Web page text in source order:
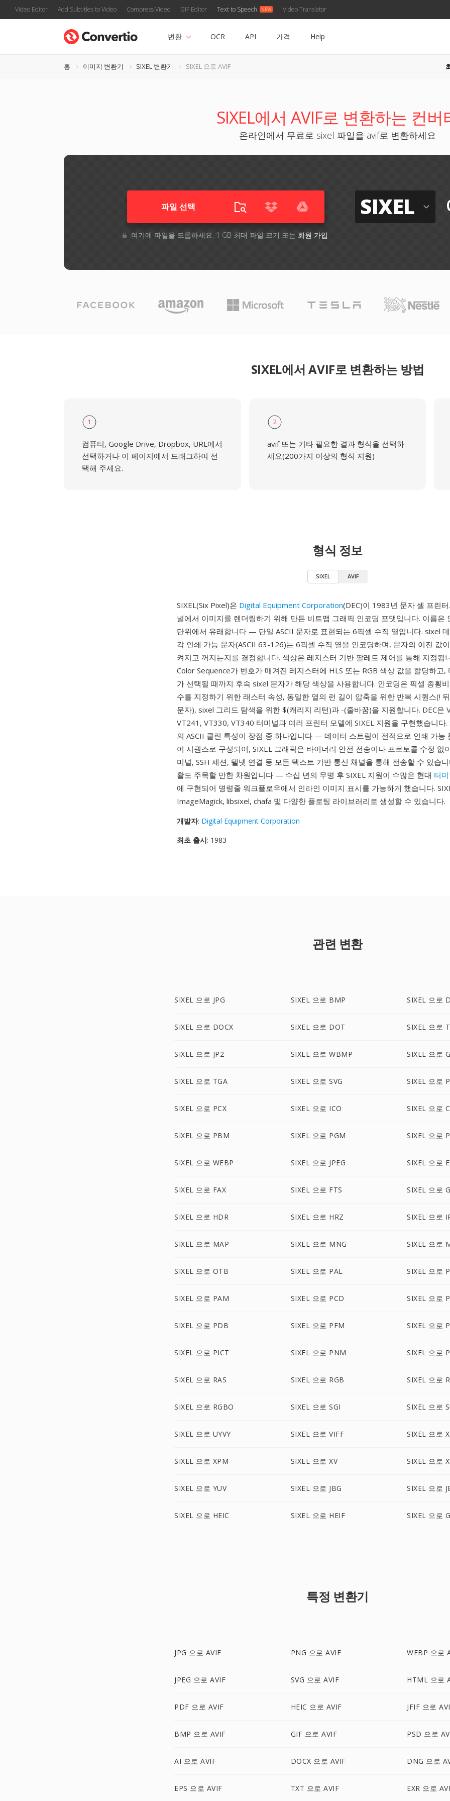
Video Editor Add Subtitles to Video Compress Video GIF Editor Text to Speech Video Translator
변환 OCR API 가격 Help
홈 이미지 변환기 SIXEL 변환기 SIXEL 으로 AVIF
SIXEL에서 AVIF로 변환하는 컨버
온라인에서 무료로 sixel 파일을 avif로 변환하세요
파일 선택
여기에 파일을 드롭하세요. 1 GB 최대 파일 크기 또는 회원 가입
SIXEL
SIXEL에서 AVIF로 변환하는 방법
1
컴퓨터, Google Drive, Dropbox, URL에서
선택하거나 이 페이지에서 드래그하여 선
택해 주세요.
2
avif 또는 기타 필요한 결과 형식을 선택하
세요(200가지 이상의 형식 지원)
형식 정보
SIXEL AVIF
SIXEL(Six Pixel)은 Digital Equipment Corporation(DEC)이 1983년 문자 셀 프린
널에서 이미지를 렌더링하기 위해 만든 비트맵 그래픽 인코딩 포맷입니다. 이름은
단위에서 유래합니다 — 단일 ASCII 문자로 표현되는 6픽셀 수직 열입니다. sixel
각 인쇄 가능 문자(ASCII 63-126)는 6픽셀 수직 열을 인코딩하며, 문자의 이진 값
켜지고 꺼지는지를 결정합니다. 색상은 레지스터 기반 팔레트 제어를 통해 지정
Color Sequence가 번호가 매겨진 레지스터에 HLS 또는 RGB 색상 값을 할당하고,
가 선택될 때까지 후속 sixel 문자가 해당 색상을 사용합니다. 인코딩은 픽셀 종횡
수를 지정하기 위한 래스터 속성, 동일한 열의 런 길이 압축을 위한 반복 시퀀스(!
문자), sixel 그리드 탐색을 위한 $(캐리지 리턴)과 -(줄바꿈)을 지원합니다. DEC은
VT241, VT330, VT340 터미널과 여러 프린터 모델에 SIXEL 지원을 구현했습니다.
의 ASCII 클린 특성이 장점 중 하나입니다 — 데이터 스트림이 전적으로 인쇄 가능
어 시퀀스로 구성되어, SIXEL 그래픽은 바이너리 안전 전송이나 프로토콜 수정 없
미널, SSH 세션, 텔넷 연결 등 모든 텍스트 기반 통신 채널을 통해 전송할 수 있습
활도 주목할 만한 차원입니다 — 수십 년의 무명 후 SIXEL 지원이 수많은 현대 터
에 구현되어 명령줄 워크플로우에서 인라인 이미지 표시를 가능하게 했습니다.
ImageMagick, libsixel, chafa 및 다양한 플로팅 라이브러리로 생성할 수 있습니다.
개발자: Digital Equipment Corporation
최초 출시: 1983
관련 변환
SIXEL 으로 JPG SIXEL 으로 BMP SIXEL 으로
SIXEL 으로 DOCX SIXEL 으로 DOT SIXEL 으로
SIXEL 으로 JP2 SIXEL 으로 WBMP SIXEL 으로
SIXEL 으로 TGA SIXEL 으로 SVG SIXEL 으로
SIXEL 으로 PCX SIXEL 으로 ICO SIXEL 으로
SIXEL 으로 PBM SIXEL 으로 PGM SIXEL 으로
SIXEL 으로 WEBP SIXEL 으로 JPEG SIXEL 으로
SIXEL 으로 FAX SIXEL 으로 FTS SIXEL 으로
SIXEL 으로 HDR SIXEL 으로 HRZ SIXEL 으로
SIXEL 으로 MAP SIXEL 으로 MNG SIXEL 으로
SIXEL 으로 OTB SIXEL 으로 PAL SIXEL 으로
SIXEL 으로 PAM SIXEL 으로 PCD SIXEL 으로
SIXEL 으로 PDB SIXEL 으로 PFM SIXEL 으로
SIXEL 으로 PICT SIXEL 으로 PNM SIXEL 으로
SIXEL 으로 RAS SIXEL 으로 RGB SIXEL 으로
SIXEL 으로 RGBO SIXEL 으로 SGI SIXEL 으로
SIXEL 으로 UYVY SIXEL 으로 VIFF SIXEL 으로
SIXEL 으로 XPM SIXEL 으로 XV SIXEL 으로
SIXEL 으로 YUV SIXEL 으로 JBG SIXEL 으로
SIXEL 으로 HEIC SIXEL 으로 HEIF SIXEL 으로
특정 변환기
JPG 으로 AVIF PNG 으로 AVIF WEBP 으로
JPEG 으로 AVIF SVG 으로 AVIF HTML 으로
PDF 으로 AVIF HEIC 으로 AVIF JFIF 으로
BMP 으로 AVIF GIF 으로 AVIF PSD 으로
AI 으로 AVIF DOCX 으로 AVIF DNG 으로
EPS 으로 AVIF TXT 으로 AVIF EXR 으로